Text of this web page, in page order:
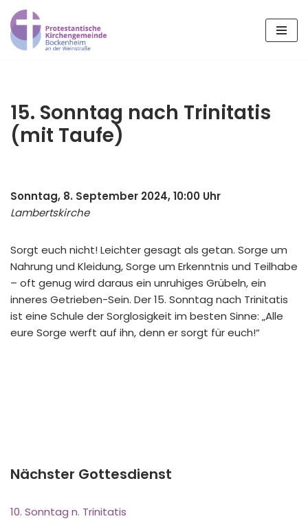
Zum
Inhalt
15. Sonntag nach Trinitatis
(mit Taufe)
Sonntag, 8. September 2024, 10:00 Uhr
Lambertskirche
Sorgt euch nicht! Leichter gesagt als getan. Sorge um
Nahrung und Kleidung, Sorge um Erkenntnis und Teilhabe
– oft genug wird daraus ein unruhiges Grübeln, ein
inneres Getrieben-Sein. Der 15. Sonntag nach Trinitatis
ist eine Schule der Sorglosigkeit im besten Sinne: „Alle
eure Sorge werft auf ihn, denn er sorgt für euch!“
Nächster Gottesdienst
10. Sonntag n. Trinitatis